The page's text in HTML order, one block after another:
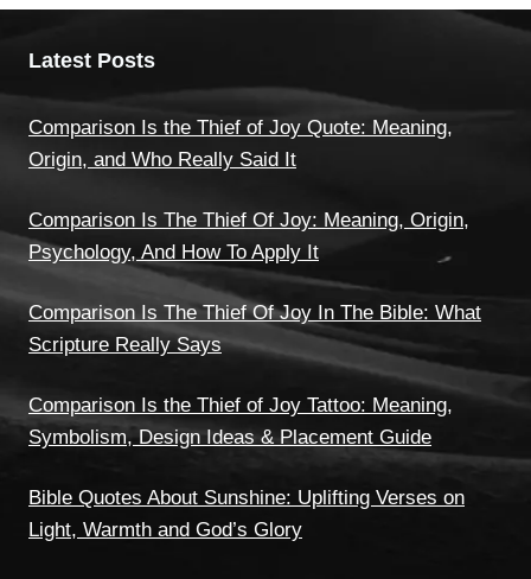
Latest Posts
Comparison Is the Thief of Joy Quote: Meaning,
Origin, and Who Really Said It
Comparison Is The Thief Of Joy: Meaning, Origin,
Psychology, And How To Apply It
Comparison Is The Thief Of Joy In The Bible: What
Scripture Really Says
Comparison Is the Thief of Joy Tattoo: Meaning,
Symbolism, Design Ideas & Placement Guide
Bible Quotes About Sunshine: Uplifting Verses on
Light, Warmth and God’s Glory